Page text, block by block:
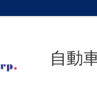
自動